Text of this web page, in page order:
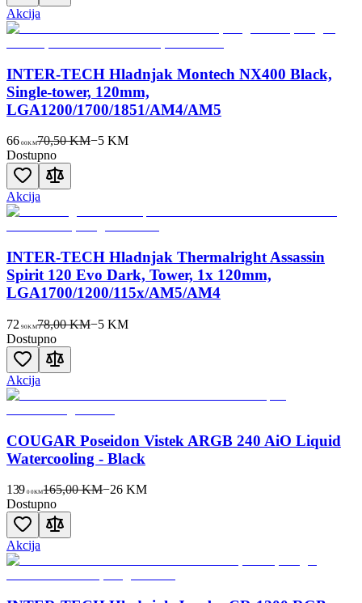
Akcija
INTER-TECH Hladnjak Montech NX400 Black,
Single-tower, 120mm,
LGA1200/1700/1851/AM4/AM5
66 00KM70,50 KM−5KM
Dostupno
Akcija
INTER-TECH Hladnjak Thermalright Assassin
Spirit 120 Evo Dark, Tower, 1x 120mm,
LGA1700/1200/115x/AM5/AM4
72 90KM78,00 KM−5KM
Dostupno
Akcija
COUGAR Poseidon Vistek ARGB 240 AiO Liquid
Watercooling - Black
139 00KM165,00 KM−26 KM
Dostupno
Akcija